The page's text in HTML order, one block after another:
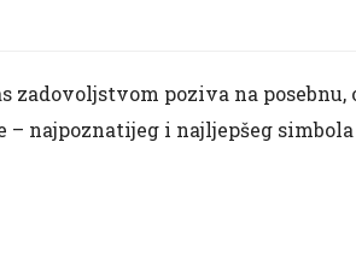
zadovoljstvom poziva na
najpoznatijeg i najljepšeg simbola